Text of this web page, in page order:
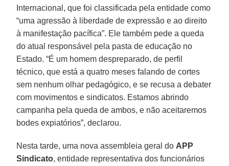
Internacional, que foi classificada pela entidade como
“uma agressão à liberdade de expressão e ao direito
à manifestação pacífica”. Ele também pede a queda
do atual responsável pela pasta de educação no
Estado. “É um homem despreparado, de perfil
técnico, que está a quatro meses falando de cortes
sem nenhum olhar pedagógico, e se recusa a debater
com movimentos e sindicatos. Estamos abrindo
campanha pela queda de ambos, e não aceitaremos
bodes expiatórios”, declarou.
Nesta tarde, uma nova assembleia geral do APP
Sindicato, entidade representativa dos funcionários